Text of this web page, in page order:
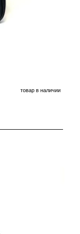
товар в наличии